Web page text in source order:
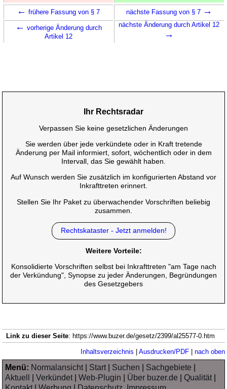
← frühere Fassung von § 7 nächste Fassung von § 7 →
← vorherige Änderung durch
Artikel 12
nächste Änderung durch Artikel 12
→
Ihr Rechtsradar
Verpassen Sie keine gesetzlichen Änderungen
Sie werden über jede verkündete oder in Kraft tretende
Änderung per Mail informiert, sofort, wöchentlich oder in dem
Intervall, das Sie gewählt haben.
Auf Wunsch werden Sie zusätzlich im konfigurierten Abstand vor
Inkrafttreten erinnert.
Stellen Sie Ihr Paket zu überwachender Vorschriften beliebig
zusammen.
Rechtskataster - Jetzt anmelden!
Weitere Vorteile:
Konsolidierte Vorschriften selbst bei Inkrafttreten "am Tage nach
der Verkündung", Synopse zu jeder Änderungen, Begründungen
des Gesetzgebers
Link zu dieser Seite: https://www.buzer.de/gesetz/2399/al25577-0.htm
Inhaltsverzeichnis Ausdrucken/PDF| nach oben
Menü: Normalansicht| Start| Suchen Sachgebiete
Aktuell
|Verkündet|Web-Plugin Über buzer.de |Qualität|